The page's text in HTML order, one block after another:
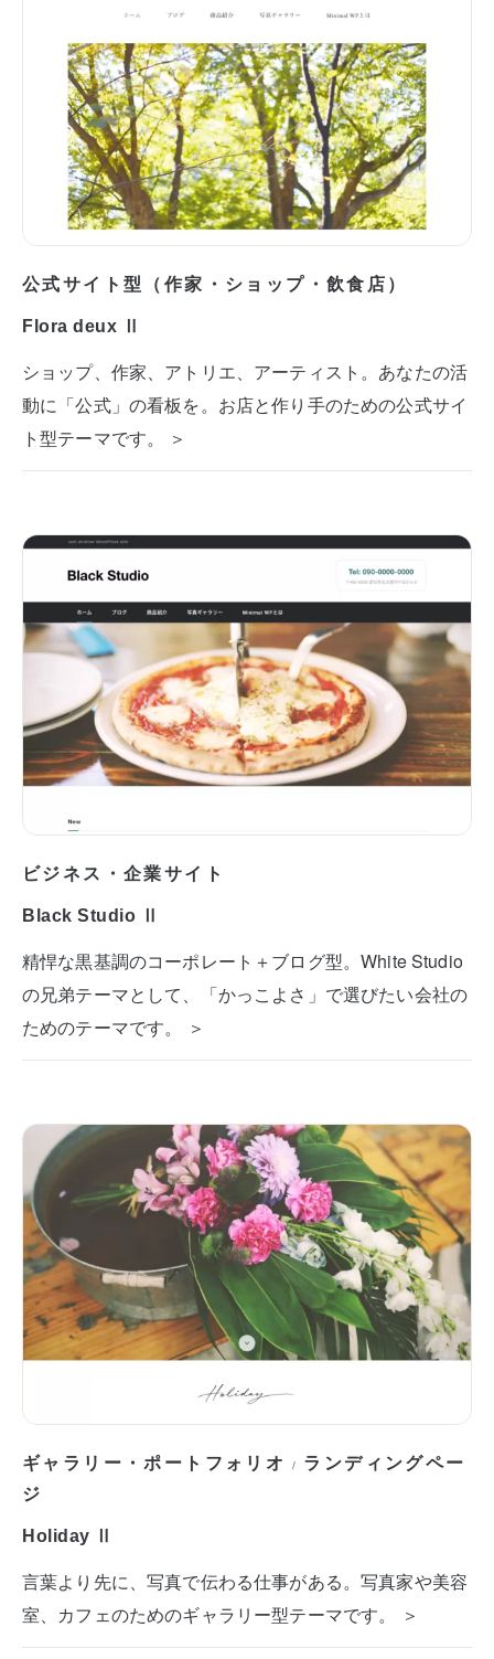
公式サイト型（作家・ショップ・飲食店）
Flora deux Ⅱ
ショップ、作家、アトリエ、アーティスト。あなたの活
動に「公式」の看板を。お店と作り手のための公式サイ
ト型テーマです。 ＞
ビジネス・企業サイト
Black Studio Ⅱ
精悍な黒基調のコーポレート＋ブログ型。White Studio
の兄弟テーマとして、「かっこよさ」で選びたい会社の
ためのテーマです。 ＞
ギャラリー・ポートフォリオ / ランディングペー
ジ
Holiday Ⅱ
言葉より先に、写真で伝わる仕事がある。写真家や美容
室、カフェのためのギャラリー型テーマです。 ＞